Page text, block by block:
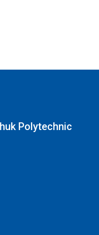
Polytechnic